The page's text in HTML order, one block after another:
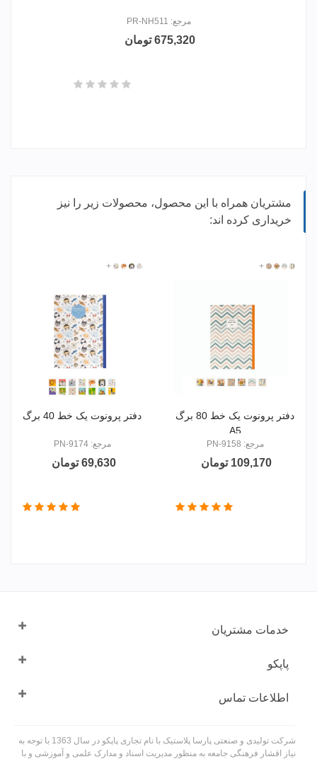
مرجع: PR-NH511
675,320 تومان
مشتریان همراه با این محصول، محصولات زیر را نیز
خریداری کرده اند:
915801
915802
915803
915804
+
دفتر پرونوت یک خط 80 برگ
A5
مرجع: PN-9158
109,170 تومان
917406
917409
917410
917407
+
دفتر پرونوت یک خط 40 برگ
مرجع: PN-9174
69,630 تومان
خدمات مشتریان
پاپکو
اطلاعات تماس
شرکت تولیدی و صنعتی پارسا پلاستیک با نام تجاری پاپکو در سال 1363 با توجه به
نیاز اقشار فرهنگی جامعه به منظور مدیریت اسناد و مدارک علمی و آموزشی و با